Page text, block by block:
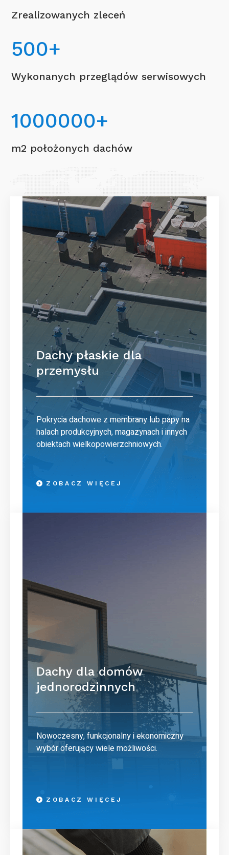
Zrealizowanych zleceń
500+
Wykonanych przeglądów serwisowych
1000000+
m2 położonych dachów
Dachy płaskie dla
przemysłu
Pokrycia dachowe z membrany lub papy na
halach produkcyjnych, magazynach i innych
obiektach wielkopowierzchniowych.
ZOBACZ WIĘCEJ
Dachy dla domów
jednorodzinnych
Nowoczesny, funkcjonalny i ekonomiczny
wybór oferujący wiele możliwości.
ZOBACZ WIĘCEJ